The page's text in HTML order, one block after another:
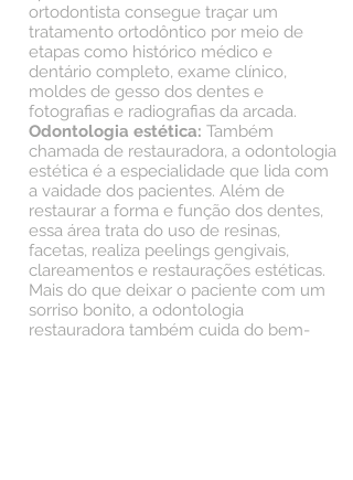
ortodontista consegue traçar um
tratamento ortodôntico por meio de
etapas como histórico médico e
dentário completo, exame clínico,
moldes de gesso dos dentes e
fotografias e radiografias da arcada.
Odontologia estética: Também
chamada de restauradora, a odontologia
estética é a especialidade que lida com
a vaidade dos pacientes. Além de
restaurar a forma e função dos dentes,
essa área trata do uso de resinas,
facetas, realiza peelings gengivais,
clareamentos e restaurações estéticas.
Mais do que deixar o paciente com um
sorriso bonito, a odontologia
restauradora também cuida do bem-